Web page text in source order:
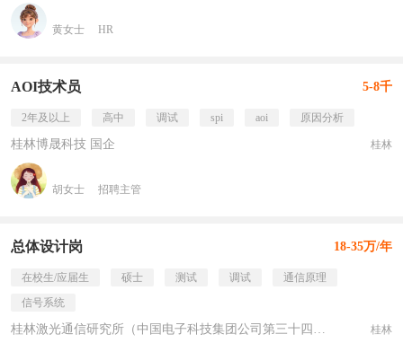
黄女士 HR
AOI技术员 5-8千
2年及以上 高中 调试 spi aoi 原因分析
桂林博晟科技 国企 桂林
胡女士 招聘主管
总体设计岗 18-35万/年
在校生/应届生 硕士 测试 调试
通信原理
信号系统
桂林激光通信研究所（中国电子科技集团公司第三十四研究所） 国企 桂林